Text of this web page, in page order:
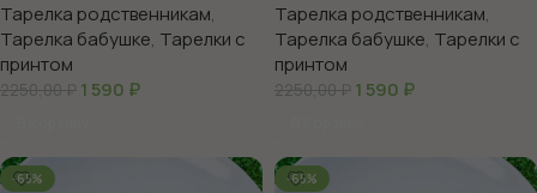
Тарелка родственникам,
Тарелка бабушке, Тарелки с
принтом
2250,00₽ 1 590 ₽
Тарелка родственникам,
Тарелка бабушке, Тарелки с
принтом
2250,00₽ 1 590 ₽
-65% -65%